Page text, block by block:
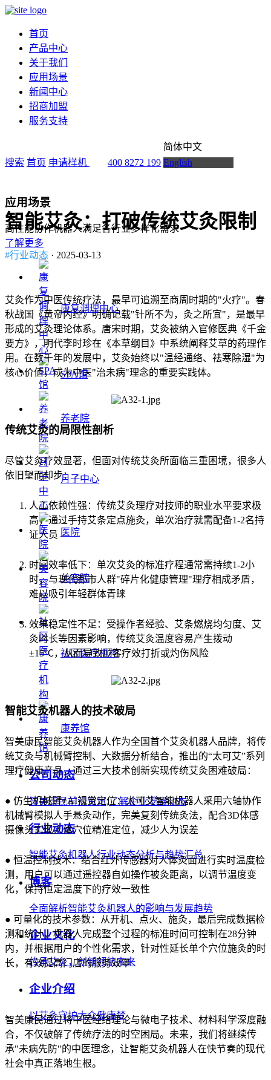
首页
产品中心
关于我们
应用场景
新闻中心
招商加盟
服务支持
搜索 首页 申请样机 400 8272 199
简体中文
English
应用场景
高性能协作机器人满足各行业多样化需求
了解更多
康复调理中心
SPA馆
养老院
月子中心
医院
美容院
社区医疗机构
康养馆
公司动态
智美康民前沿资讯,了解企业发展动态
行业动态
智能艾灸机器人行业动态分析与趋势汇总
博客
全面解析智能艾灸机器人的影响与发展趋势
企业文化
传承艾灸，创新领航未来
企业介绍
以艾灸守护大众健康梦
智能艾灸：打破传统艾灸限制
#行业动态 · 2025-03-13
艾灸作为中医传统疗法，最早可追溯至商周时期的"火疗"。春
秋战国《黄帝内经》明确记载"针所不为，灸之所宜"，是最早
形成的艾灸理论体系。唐宋时期，艾灸被纳入官修医典《千金
要方》，明代李时珍在《本草纲目》中系统阐释艾草的药理作
用。在数千年的发展中，艾灸始终以"温经通络、祛寒除湿"为
核心价值，成为中医"治未病"理念的重要实践体。
传统艾灸的局限性剖析
尽管艾灸疗效显著，但面对传统艾灸所面临三重困境，很多人
依旧望而却步：
人工依赖性强：传统艾灸理疗对技师的职业水平要求极
高，通过手持艾条定点施灸，单次治疗就需配备1-2名持
证人员
时间效率低下：单次艾灸的标准疗程通常需持续1-2小
时，与现代都市人群"碎片化健康管理"理疗相成矛盾，
难以吸引年轻群体青睐
效果稳定性不足：受操作者经验、艾条燃烧均匀度、艾
灸时长等因素影响，传统艾灸温度容易产生拨动
±15℃，从而导致顾客疗效打折或灼伤风险
智能艾灸机器人的技术破局
智美康民智能艾灸机器人作为全国首个艾灸机器人品牌，将传
统艾灸与机械臂控制、大数据分析结合，推出的“太可艾”系列
理疗健康产品，通过三大技术创新实现传统艾灸困难破局：
● 仿生机械臂+AI视觉定位：太可艾智能机器人采用六轴协作
机械臂模拟人手悬灸动作，完美复刻传统灸法，配合3D体感
摄像头实现人体穴位精准定位，减少人为误差
● 恒温控制技术：结合红外传感器对人体灸面进行实时温度检
测，用户可以通过遥控器自如操作被灸距离，以调节温度变
化，保持恒定温度下的疗效一致性
● 可量化的技术参数：从开机、点火、施灸，最后完成数据检
测和统计，机器人完成整个过程的标准时间可控制在28分钟
内，并根据用户的个性化需求，针对性延长单个穴位施灸的时
长，有效提高门店的服务效率
智美康民通过将中医经络理论与微电子技术、材料科学深度融
合，不仅破解了传统疗法的时空困局。未来，我们将继续传
承"未病先防"的中医理念，让智能艾灸机器人在快节奏的现代
社会中真正落地生根。